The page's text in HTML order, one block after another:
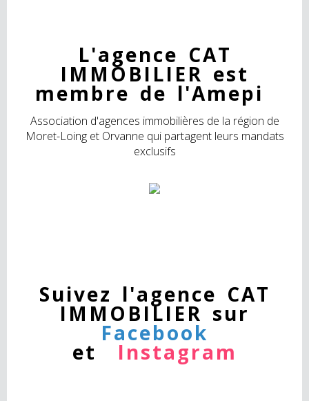
L'agence CAT
IMMOBILIER est
membre de l'Amepi
Association d'agences immobilières de la région de
Moret-Loing et Orvanne qui partagent leurs mandats
exclusifs
Suivez l'agence CAT
IMMOBILIER sur
Facebook
et Instagram